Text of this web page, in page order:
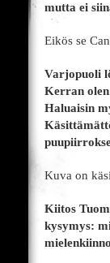
mutta ei
Eikös se
Varjopuoli
Kerran
Haluaisin
Kuva on
Kiitos
kysymys: